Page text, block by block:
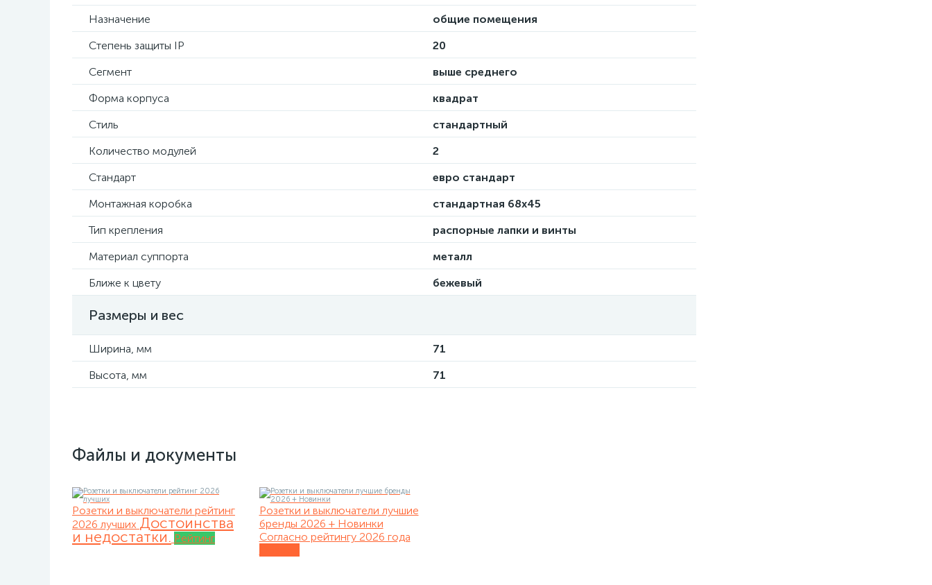
Назначение
общие помещения
Степень защиты IP
20
Сегмент
выше среднего
Форма корпуса
квадрат
Стиль
стандартный
Количество модулей
2
Стандарт
евро стандарт
Монтажная коробка
стандартная 68х45
Тип крепления
распорные лапки и винты
Материал суппорта
металл
Ближе к цвету
бежевый
Размеры и вес
Ширина, мм
71
Высота, мм
71
Файлы и документы
Розетки и выключатели рейтинг
2026 лучших Достоинства
и недостатки. Рейтинг
Розетки и выключатели лучшие
бренды 2026 + Новинки
Согласно рейтингу 2026 года